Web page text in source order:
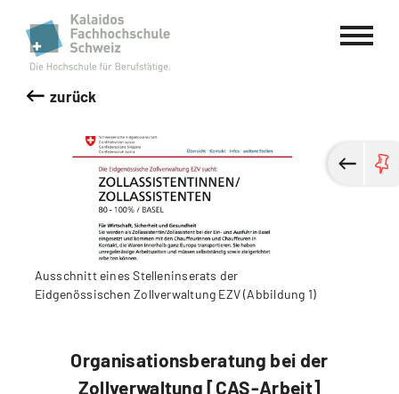
Kalaidos Fachhochschule Schweiz
zurück
Ausschnitt eines Stelleninserats der
Eidgenössischen Zollverwaltung EZV (Abbildung 1)
Organisationsberatung bei der
Zollverwaltung [CAS-Arbeit]